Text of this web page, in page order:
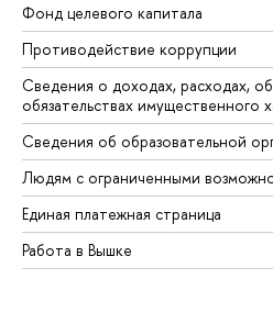
Фонд целевого капитала
Противодействие коррупции
Сведения о доходах, расходах,
обязательствах имущественного
Сведения об образовательной
Людям с ограниченными
Единая платежная страница
Работа в Вышке